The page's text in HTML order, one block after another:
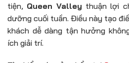
tiện, Queen Valley thuận lợi
dưỡng cuối tuần. Điều này tạo
khách dễ dàng tận hưởng
ích giải trí.